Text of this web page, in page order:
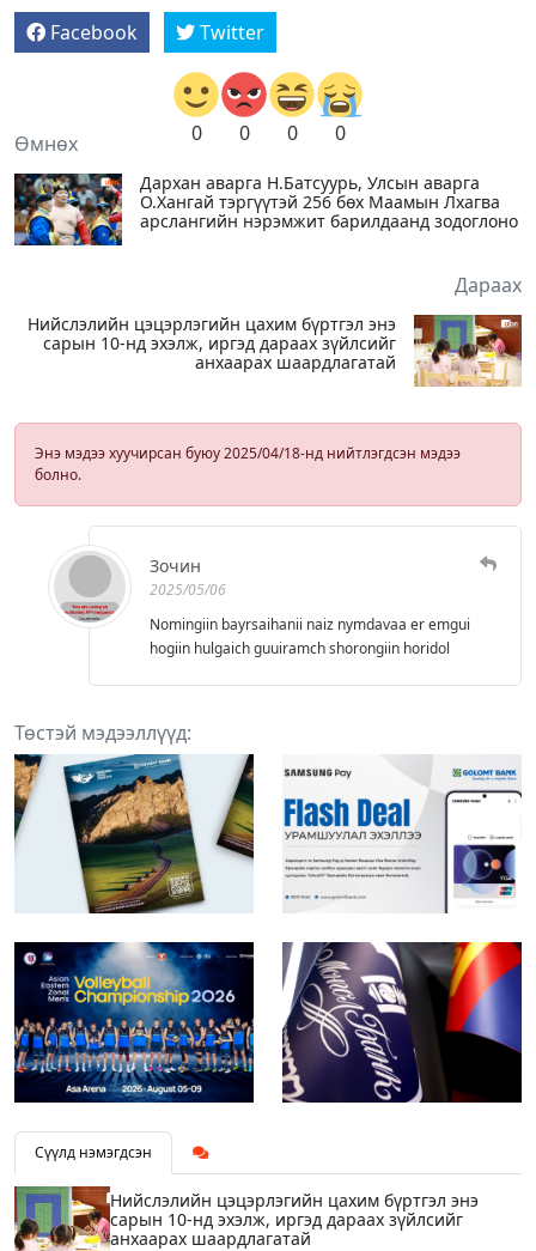
Facebook Twitter
0 0 0 0
Өмнөх
Дархан аварга Н.Батсуурь, Улсын аварга
О.Хангай тэргүүтэй 256 бөх Маамын Лхагва
арслангийн нэрэмжит барилдаанд зодоглоно
Дараах
Нийслэлийн цэцэрлэгийн цахим бүртгэл энэ
сарын 10-нд эхэлж, иргэд дараах зүйлсийг
анхаарах шаардлагатай
Энэ мэдээ хуучирсан буюу 2025/04/18-нд нийтлэгдсэн мэдээ
болно.
Зочин
2025/05/06
Nomingiin bayrsaihanii naiz nymdavaa er emgui
hogiin hulgaich guuiramch shorongiin horidol
Төстэй мэдээллүүд:
Сүүлд нэмэгдсэн
Нийслэлийн цэцэрлэгийн цахим бүртгэл энэ
сарын 10-нд эхэлж, иргэд дараах зүйлсийг
анхаарах шаардлагатай